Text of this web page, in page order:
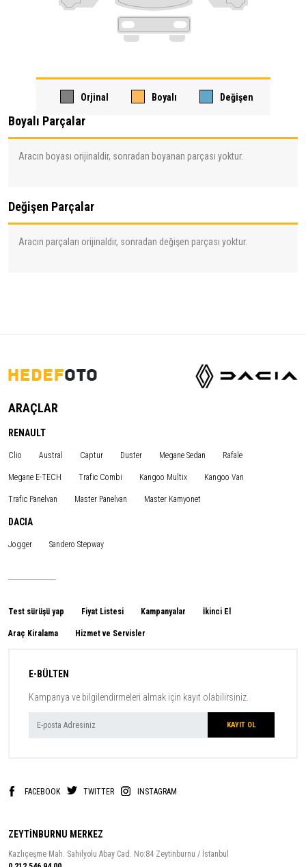
Orjinal Boyalı Değişen
Boyalı Parçalar
Aracın boyası orijinaldir, sonradan boyanan parçası yoktur.
Değişen Parçalar
Aracın parçaları orijinaldir, sonradan değişen parçası yoktur.
ARAÇLAR
RENAULT
Clio Austral Captur Duster Megane Sedan Rafale
Megane E-TECH Trafic Combi Kangoo Multix Kangoo Van
Trafic Panelvan Master Panelvan Master Kamyonet
DACIA
Jogger Sandero Stepway
Test sürüşü yap Fiyat Listesi Kampanyalar İkinci El
Araç Kiralama Hizmet ve Servisler
E-BÜLTEN
Kampanya ve bilgilendirmeleri almak için kayıt olabilirsiniz.
FACEBOOK TWITTER INSTAGRAM
ZEYTİNBURNU MERKEZ
Kazlıçeşme Mah. Sahilyolu Abay Cad. No:84 Zeytinburnu / İstanbul